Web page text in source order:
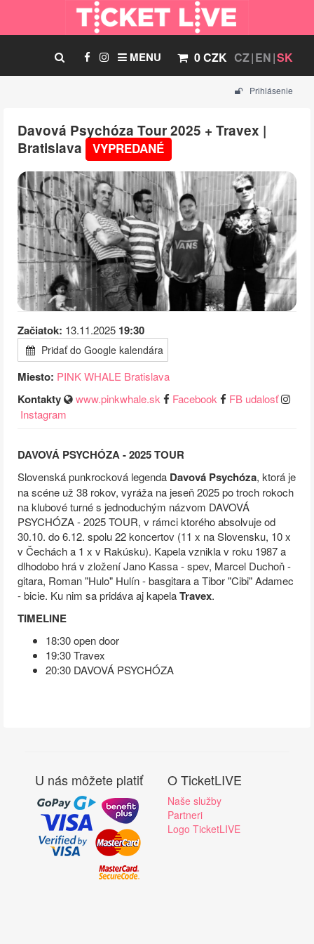
CZ EN SK
0 CZK
MENU
Prihlásenie
Davová Psychóza Tour 2025 + Travex |
Bratislava
VYPREDANÉ
Začiatok: 13.11.2025 19:30
Pridať do Google kalendára
Miesto: PINK WHALE Bratislava
Kontakty www.pinkwhale.sk Facebook
FB udalosť
Instagram
DAVOVÁ PSYCHÓZA - 2025 TOUR
Slovenská punkrocková legenda Davová Psychóza, ktorá je
na scéne už 38 rokov, vyráža na jeseň 2025 po troch rokoch
na klubové turné s jednoduchým názvom DAVOVÁ
PSYCHÓZA - 2025 TOUR, v rámci ktorého absolvuje od
30.10. do 6.12. spolu 22 koncertov (11 x na Slovensku, 10 x
v Čechách a 1 x v Rakúsku). Kapela vznikla v roku 1987 a
dlhodobo hrá v zložení Jano Kassa - spev, Marcel Duchoň -
gitara, Roman "Hulo" Hulín - basgitara a Tibor "Cibi" Adamec
- bicie. Ku nim sa pridáva aj kapelaTravex.
TIMELINE
18:30 open door
19:30 Travex
20:30 DAVOVÁ PSYCHÓZA
U nás môžete platiť O TicketLIVE
Naše služby
Partneri
Logo TicketLIVE